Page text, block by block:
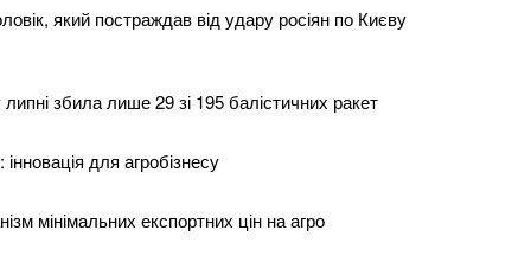
який постраждав від удару росіян по Києву
збила лише 29 зі 195 балістичних ракет
інновація для агробізнесу
мінімальних експортних цін на агро